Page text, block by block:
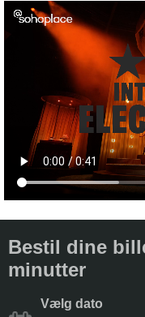
Bestil dine
minutter
Vælg dato